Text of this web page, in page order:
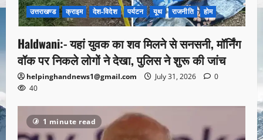
उत्तराखण्ड क्राइम देश-विदेश पर्यटन यूथ राजनीति होम
Haldwani:- यहां युवक का शव मिलने से सनसनी, मॉर्निंग
वॉक पर निकले लोगों ने देखा, पुलिस ने शुरू की जांच
helpinghandnews1@gmail.com July 31, 2026
0
40
1 minute read